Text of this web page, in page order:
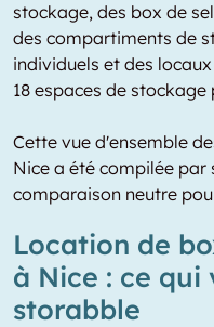
stockage, des box de
des compartiments de
individuels et des
18 espaces de stockage
Cette vue d'ensemble
Nice a été compilée
comparaison neutre
Location de
à Nice : ce
storabble